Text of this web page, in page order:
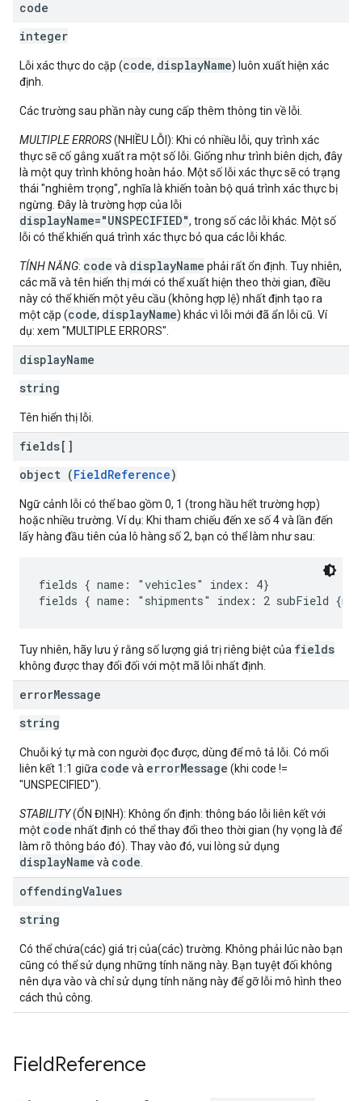
code
integer
Lỗi xác thực do cặp (code, displayName) luôn xuất hiện xác
định.
Các trường sau phần này cung cấp thêm thông tin về lỗi.
MULTIPLE ERRORS(NHIỀU LỖI): Khi có nhiều lỗi, quy trình xác
thực sẽ cố gắng xuất ra một số lỗi. Giống như trình biên dịch, đây
là một quy trình không hoàn hảo. Một số lỗi xác thực sẽ có trạng
thái "nghiêm trọng", nghĩa là khiến toàn bộ quá trình xác thực bị
ngừng. Đây là trường hợp của lỗi
displayName="UNSPECIFIED", trong số các lỗi khác. Một số
lỗi có thể khiến quá trình xác thực bỏ qua các lỗi khác.
TÍNH NĂNG: code và displayName phải rất ổn định. Tuy nhiên,
các mã và tên hiển thị mới có thể xuất hiện theo thời gian, điều
này có thể khiến một yêu cầu (không hợp lệ) nhất định tạo ra
một cặp (code, displayName) khác vì lỗi mới đã ẩn lỗi cũ. Ví
dụ: xem "MULTIPLE ERRORS".
displayName
string
Tên hiển thị lỗi.
fields[]
object (FieldReference)
Ngữ cảnh lỗi có thể bao gồm 0, 1 (trong hầu hết trường hợp)
hoặc nhiều trường. Ví dụ: Khi tham chiếu đến xe số 4 và lần đến
lấy hàng đầu tiên của lô hàng số 2, bạn có thể làm như sau:
fields { name: "vehicles" index: 4}
Tuy nhiên, hãy lưu ý rằng số lượng giá trị riêng biệt của fields
không được thay đổi đối với một mã lỗi nhất định.
errorMessage
string
Chuỗi ký tự mà con người đọc được, dùng để mô tả lỗi. Có mối
liên kết 1:1 giữa code và errorMessage (khi code !=
"UNSPECIFIED").
STABILITY(ỔN ĐỊNH): Không ổn định: thông báo lỗi liên kết với
một code nhất định có thể thay đổi theo thời gian (hy vọng là để
làm rõ thông báo đó). Thay vào đó, vui lòng sử dụng
displayName và code
offendingValues
string
Có thể chứa(các) giá trị của(các) trường. Không phải lúc nào bạn
cũng có thể sử dụng những tính năng này. Bạn tuyệt đối không
nên dựa vào và chỉ sử dụng tính năng này để gỡ lỗi mô hình theo
cách thủ công.
FieldReference